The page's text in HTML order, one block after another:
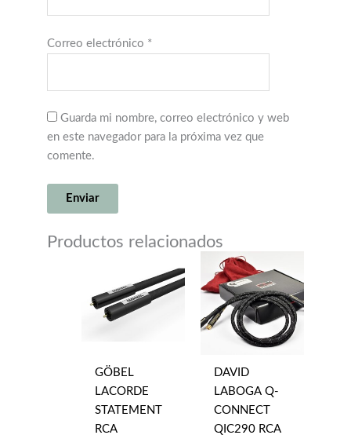
Correo electrónico *
Guarda mi nombre, correo electrónico y web
en este navegador para la próxima vez que
comente.
Productos relacionados
GÖBEL
LACORDE
STATEMENT
RCA
DAVID
LABOGA Q-
CONNECT
QIC290 RCA